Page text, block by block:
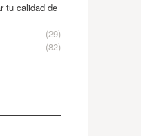
tu calidad de
(29)
(82)